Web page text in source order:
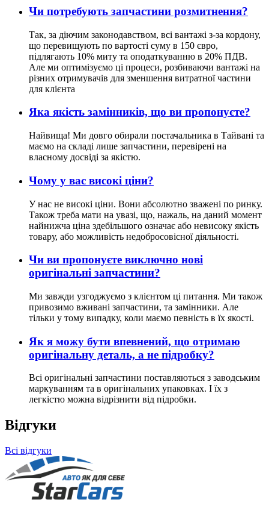
Чи потребують запчастини розмитнення?
Так, за діючим законодавством, всі вантажі з-за кордону,
що перевищують по вартості суму в 150 євро,
підлягають 10% миту та оподаткуванню в 20% ПДВ.
Але ми оптимізуємо ці процеси, розбиваючи вантажі на
різних отримувачів для зменшення витратної частини
для клієнта
Яка якість замінників, що ви пропонуєте?
Найвища! Ми довго обирали постачальника в Тайвані та
маємо на складі лише запчастини, перевірені на
власному досвіді за якістю.
Чому у вас високі ціни?
У нас не високі ціни. Вони абсолютно зважені по ринку.
Також треба мати на увазі, що, нажаль, на даний момент
найнижча ціна здебільшого означає або невисоку якість
товару, або можливість недобросовісної діяльності.
Чи ви пропонуєте виключно нові
оригінальні запчастини?
Ми завжди узгоджуємо з клієнтом ці питання. Ми також
привозимо вживані запчастини, та замінники. Але
тільки у тому випадку, коли маємо певність в їх якості.
Як я можу бути впевнений, що отримаю
оригінальну деталь, а не підробку?
Всі оригінальні запчастини поставляються з заводським
маркуванням та в оригінальних упаковках. І їх з
легкістю можна відрізнити від підробки.
Відгуки
Всі відгуки